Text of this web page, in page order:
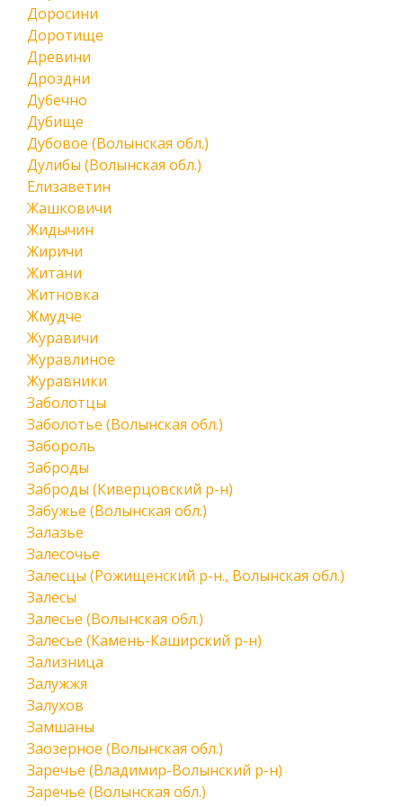
Доросини
Доротище
Древини
Дроздни
Дубечно
Дубище
Дубовое (Волынская обл.)
Дулибы (Волынская обл.)
Елизаветин
Жашковичи
Жидычин
Жиричи
Житани
Житновка
Жмудче
Журавичи
Журавлиное
Журавники
Заболотцы
Заболотье (Волынская обл.)
Забороль
Заброды
Заброды (Киверцовский р-н)
Забужье (Волынская обл.)
Залазье
Залесочье
Залесцы (Рожищенский р-н., Волынская обл.)
Залесы
Залесье (Волынская обл.)
Залесье (Камень-Каширский р-н)
Зализница
Залужжя
Залухов
Замшаны
Заозерное (Волынская обл.)
Заречье (Владимир-Волынский р-н)
Заречье (Волынская обл.)